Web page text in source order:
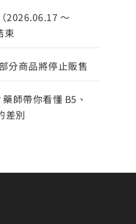
2026.06.17 ～
束
分商品將停止販售
師帶你看懂 B5、
差別